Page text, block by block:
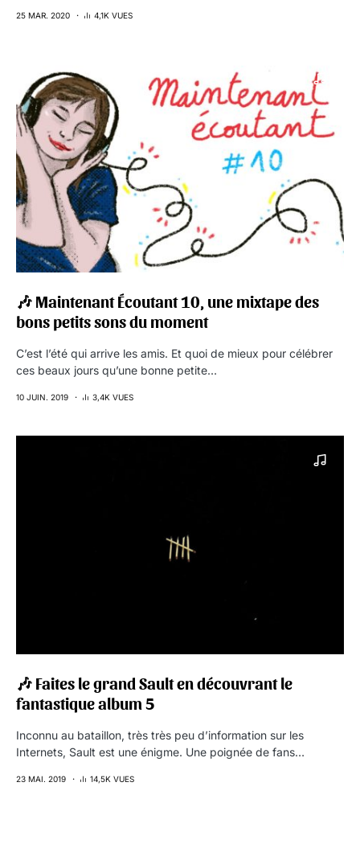
25 MAR. 2020 4,1K VUES
🎶 Maintenant Écoutant 10, une mixtape des
bons petits sons du moment
C’est l’été qui arrive les amis. Et quoi de mieux pour célébrer
ces beaux jours qu’une bonne petite…
10 JUIN. 2019 3,4K VUES
🎶 Faites le grand Sault en découvrant le
fantastique album 5
Inconnu au bataillon, très très peu d’information sur les
Internets, Sault est une énigme. Une poignée de fans…
23 MAI. 2019 14,5K VUES